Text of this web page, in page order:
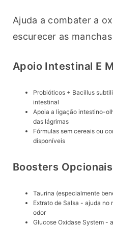
Ajuda a combater a
escurecer as
Apoio Intestinal E
Probióticos + Bacillus
intestinal
Apoia a ligação intestino-
das lágrimas
Fórmulas sem cereais ou
disponíveis
Boosters Opcionais
Taurina (especialmente
Extrato de Salsa - ajuda no
odor
Glucose Oxidase System -